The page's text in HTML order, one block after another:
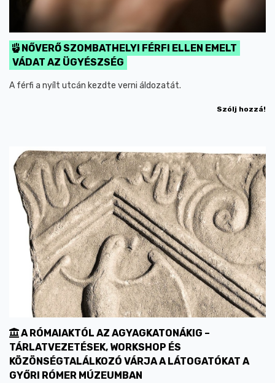
NŐVERŐ SZOMBATHELYI FÉRFI ELLEN EMELT
VÁDAT AZ ÜGYÉSZSÉG
A férfi a nyílt utcán kezdte verni áldozatát.
Szólj hozzá!
A RÓMAIAKTÓL AZ AGYAGKATONÁKIG –
TÁRLATVEZETÉSEK, WORKSHOP ÉS
KÖZÖNSÉGTALÁLKOZÓ VÁRJA A LÁTOGATÓKAT A
GYŐRI RÓMER MÚZEUMBAN